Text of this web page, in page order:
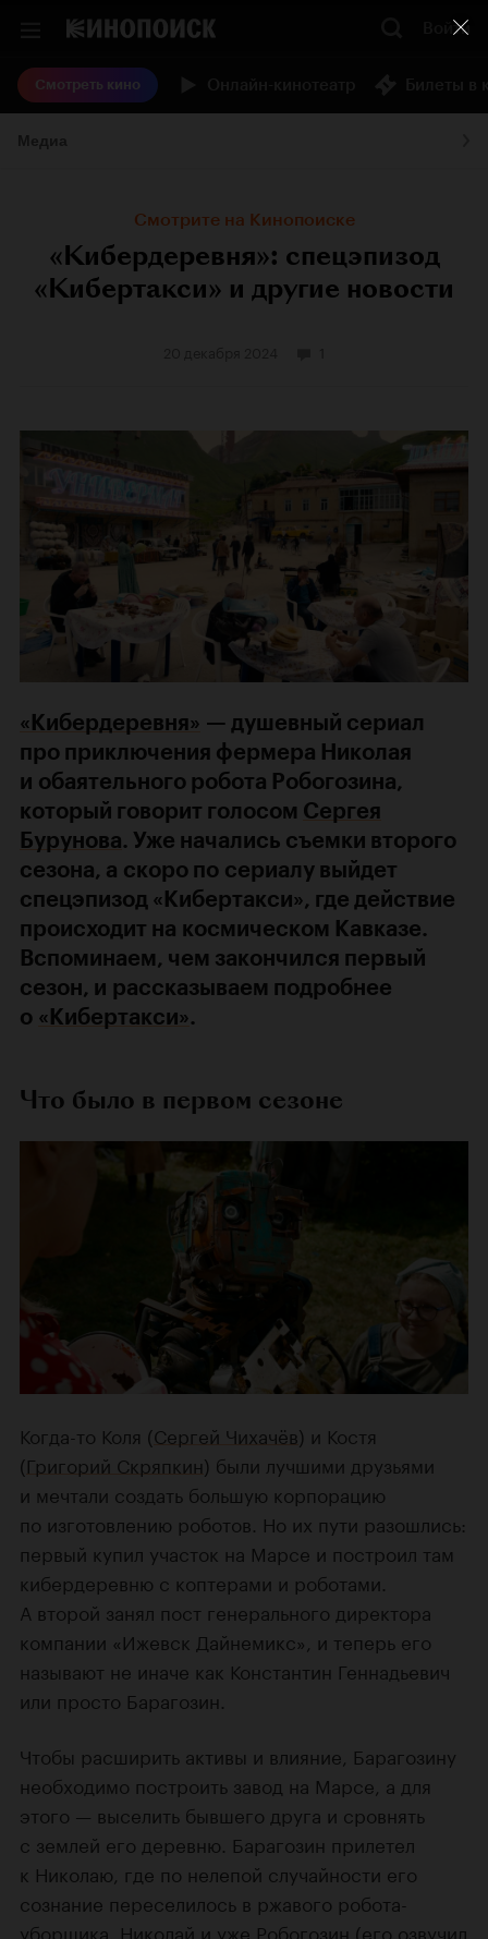
Войти
Смотреть кино
Смотрите на Кинопоиске
«Кибердеревня»: спецэпизод
«Кибертакси» и другие новости
«Кибердеревня» — душевный сериал
про приключения фермера Николая
и обаятельного робота Робогозина,
который говорит голосом Сергея
Бурунова. Уже начались съемки второго
сезона, а скоро по сериалу выйдет
спецэпизод «Кибертакси», где действие
происходит на космическом Кавказе.
Вспоминаем, чем закончился первый
сезон, и рассказываем подробнее
о «Кибертакси».
Что было в первом сезоне
Когда-то Коля (Сергей Чихачёв) и Костя
(Григорий Скряпкин) были лучшими друзьями
и мечтали создать большую корпорацию
по изготовлению роботов. Но их пути разошлись:
первый купил участок на Марсе и построил там
кибердеревню с коптерами и роботами.
А второй занял пост генерального директора
компании «Ижевск Дайнемикс», и теперь его
называют не иначе как Константин Геннадьевич
или просто Барагозин.
Чтобы расширить активы и влияние, Барагозину
необходимо построить завод на Марсе, а для
этого — выселить бывшего друга и сровнять
с землей его деревню. Барагозин прилетел
к Николаю, где по нелепой случайности его
сознание переселилось в ржавого робота-
уборщика. Николай и уже Робогозин (его озвучил